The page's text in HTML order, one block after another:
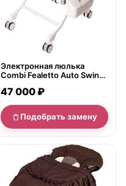
Электронная люлька
Combi Fealetto Auto Swing
47 000 ₽
Подобрать замену
нет в продаже